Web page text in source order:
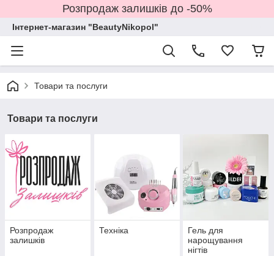
Розпродаж залишків до -50%
Інтернет-магазин "BeautyNikopol"
Товари та послуги
Товари та послуги
Розпродаж
залишків
Техніка
Гель для
нарощування
нігтів